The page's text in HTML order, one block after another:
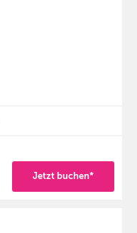
Jetzt buchen*